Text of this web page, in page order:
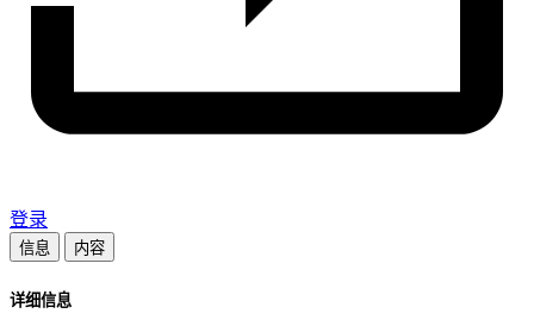
登录
信息 内容
详细信息